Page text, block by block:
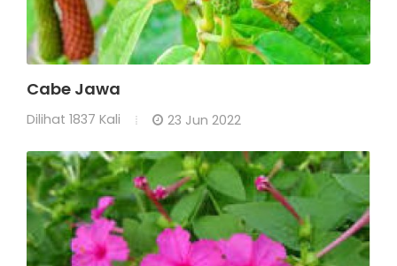
Cabe Jawa
Dilihat 1837 Kali 23 Jun 2022